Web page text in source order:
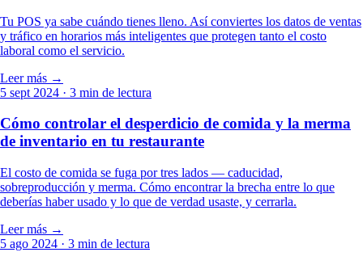
Tu POS ya sabe cuándo tienes lleno. Así conviertes los datos de ventas
y tráfico en horarios más inteligentes que protegen tanto el costo
laboral como el servicio.
Leer más →
5 sept 2024 · 3 min de lectura
Cómo controlar el desperdicio de comida y la merma
de inventario en tu restaurante
El costo de comida se fuga por tres lados — caducidad,
sobreproducción y merma. Cómo encontrar la brecha entre lo que
deberías haber usado y lo que de verdad usaste, y cerrarla.
Leer más →
5 ago 2024 · 3 min de lectura